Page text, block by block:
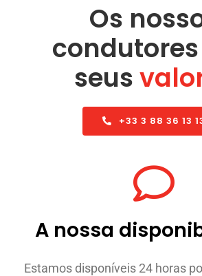
Os
condutores
seus
+33 3 88 36 13
A nossa
Estamos disponíveis 24 horas